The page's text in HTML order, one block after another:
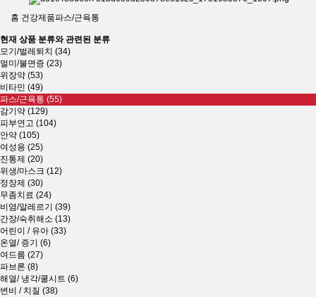
홈 건강제품파스/근육통
현재 상품 분류와 관련된 분류
모기/벌레퇴치 (34)
멀미/불면증 (23)
위장약 (53)
비타민 (49)
파스/근육통 (55)
감기약 (129)
피부연고 (104)
안약 (105)
여성용 (25)
진통제 (20)
위생/마스크 (12)
정장제 (30)
무좀치료 (24)
비염/알레르기 (39)
간장/숙취해소 (13)
어린이 / 유아 (33)
온열/ 증기 (6)
여드름 (27)
파브론 (8)
해열/ 냉각/쿨시트 (6)
변비 / 치질 (38)